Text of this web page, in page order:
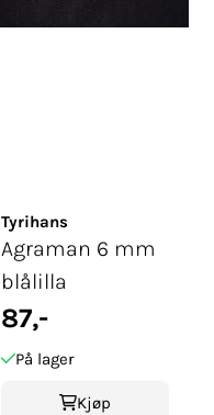
Tyrihans
Agraman 6 mm
blålilla
87,-
På lager
Kjøp